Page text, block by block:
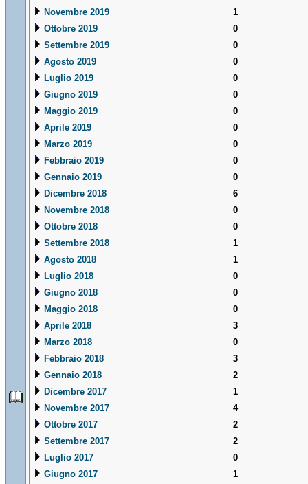
Novembre 2019
1
Ottobre 2019
0
Settembre 2019
0
Agosto 2019
0
Luglio 2019
0
Giugno 2019
0
Maggio 2019
0
Aprile 2019
0
Marzo 2019
0
Febbraio 2019
0
Gennaio 2019
0
Dicembre 2018
6
Novembre 2018
0
Ottobre 2018
0
Settembre 2018
1
Agosto 2018
1
Luglio 2018
0
Giugno 2018
0
Maggio 2018
0
Aprile 2018
3
Marzo 2018
0
Febbraio 2018
3
Gennaio 2018
2
Dicembre 2017
1
Novembre 2017
4
Ottobre 2017
2
Settembre 2017
2
Luglio 2017
0
Giugno 2017
1